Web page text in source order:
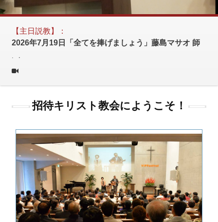
【主日説教】：
2026年7月19日「全てを捧げましょう」藤島マサオ 師
.
招待キリスト教会にようこそ！